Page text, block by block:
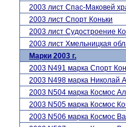
2003 лист Спас-Маковей
2003 лист Спорт Коньки
2003 лист Судостроение
2003 лист Хмельницкая
Марки 2003 г.
2003 N491 марка Спорт
2003 N498 марка Николай
2003 N504 марка Космос
2003 N505 марка Космос
2003 N506 марка Космос